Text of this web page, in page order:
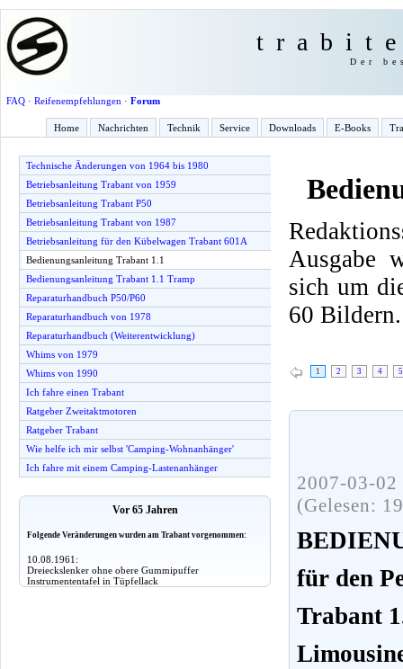
Der
FAQ· Reifenempfehlungen · Forum
Home Nachrichten Technik Service Downloads E-Books
Technische Änderungen von 1964 bis 1980
Betriebsanleitung Trabant von 1959
Betriebsanleitung Trabant P50
Betriebsanleitung Trabant von 1987
Betriebsanleitung für den Kübelwagen Trabant 601A
Bedienungsanleitung Trabant 1.1
Bedienungsanleitung Trabant 1.1 Tramp
Reparaturhandbuch P50/P60
Reparaturhandbuch von 1978
Reparaturhandbuch (Weiterentwicklung)
Whims von 1979
Whims von 1990
Ich fahre einen Trabant
Ratgeber Zweitaktmotoren
Ratgeber Trabant
Wie helfe ich mir selbst 'Camping-Wohnanhänger'
Ich fahre mit einem Camping-Lastenanhänger
Vor 65 Jahren
Folgende Veränderungen wurden am Trabant vorgenommen:
10.08.1961:
Dreieckslenker ohne obere Gummipuffer
Instrumententafel in Tüpfellack
Ausgabe
sich um
60 Bildern.
1 2 3 4 5
2007-03-
(Gelesen:
für den
Trabant